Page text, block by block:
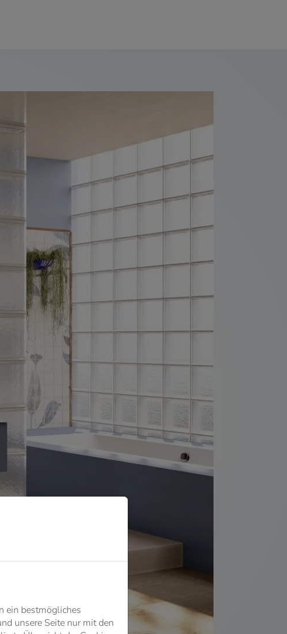
ein bestmögliches
unsere Seite nur mit den